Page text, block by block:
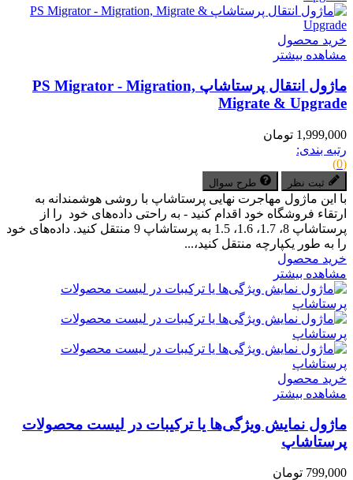
خرید محصول
مشاهده بیشتر
ماژول انتقال پرستاشاپ PS Migrator - Migration,
Migrate & Upgrade
1,999,000 تومان
رتبه بندی:
(0)
ثبت نظر طرح سوال
با این ماژول مهاجرت نهایی پرستاشاپ با روشی هوشمندانه به
ارتقاء فروشگاه خود اقدام کنید - به راحتی داده‌های خود را از
پرستاشاپ 8، 1.7، 1.6، 1.5 به پرستاشاپ 9 منتقل کنید. داده‌های خود
را به طور یکپارچه منتقل کنید،...
خرید محصول
مشاهده بیشتر
خرید محصول
مشاهده بیشتر
ماژول نمایش ویژگی‌ها یا ترکیبات در لیست محصولات
پرستاشاپ
799,000 تومان